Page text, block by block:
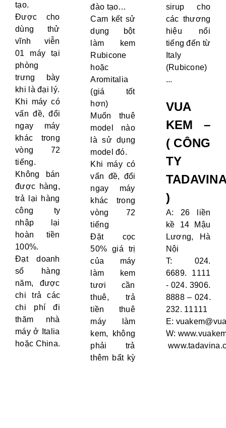
tạo.
Được cho
dùng thử
vĩnh viễn
01 máy tại
phòng
trưng bày
khi là đại lý.
Khi máy có
vấn đề, đổi
ngay máy
khác trong
vòng 72
tiếng.
Không bán
được hàng,
trả lại hàng
công ty
nhập lại
hoàn tiền
100%.
Đạt doanh
số hàng
năm, được
chi trả các
chi phí đi
thăm nhà
máy ở Italia
hoặc China.
đào tạo…
Cam kết sử
dụng bột
làm kem
Rubicone
hoặc
Aromitalia
(giá tốt
hơn)
Muốn thuê
model nào
là sử dụng
model đó.
Khi máy có
vấn đề, đổi
ngay máy
khác trong
vòng 72
tiếng
Đặt cọc
50% giá trị
của máy
làm kem
tươi cần
thuê, trả
tiền thuê
máy làm
kem, không
phải trả
thêm bất kỳ
sirup cho
các thương
hiệu nổi
tiếng đến từ
Italy
(Rubicone)
...
VUA
KEM –
( CÔNG
TY
)
A: 26 liền
kề 14 Mậu
Lương, Hà
Nội
T: 024.
6689. 1111
- 024. 3906.
8888 – 024.
232. 11111
E:
W: